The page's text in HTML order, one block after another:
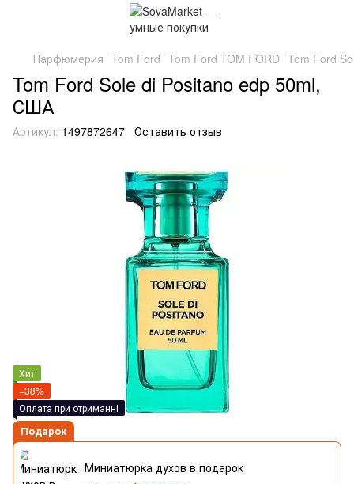
Парфюмерия Tom Ford Tom Ford TOM FORD Tom Ford
Tom Ford Sole di Positano edp 50ml,
США
Артикул: 1497872647 Оставить отзыв
Хит
−38%
Оплата при отриманні
Подарок
Миниатюрка духов в подарок